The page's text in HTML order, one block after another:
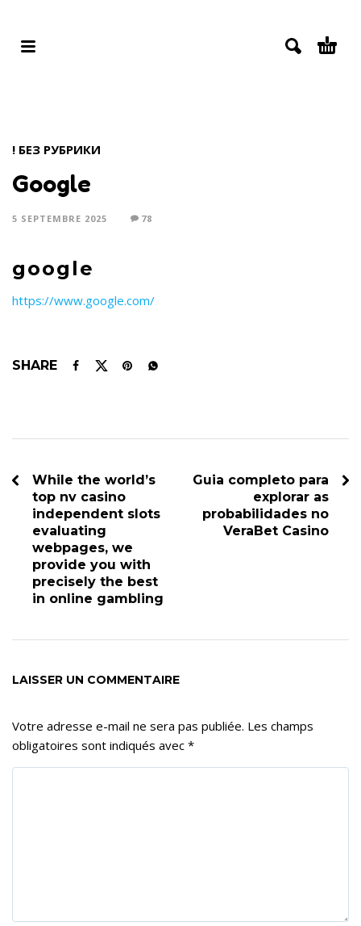
! БЕЗ РУБРИКИ
Google
5 SEPTEMBRE 2025 78
google
https://www.google.com/
SHARE
While the world’s
top nv casino
independent slots
evaluating
webpages, we
provide you with
precisely the best
in online gambling
Guia completo para
explorar as
probabilidades no
VeraBet Casino
LAISSER UN COMMENTAIRE
Votre adresse e-mail ne sera pas publiée. Les champs
obligatoires sont indiqués avec *